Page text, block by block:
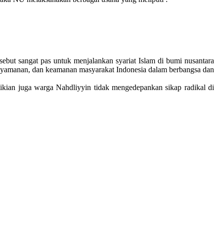
sangat pas untuk menjalankan syariat Islam di bumi nusantara
dan keamanan masyarakat Indonesia dalam berbangsa dan
juga warga Nahdliyyin tidak mengedepankan sikap radikal di